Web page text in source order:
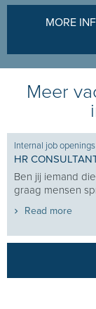
MORE
Meer
Internal job openings
HR
Ben jij iemand
graag mensen
Read more